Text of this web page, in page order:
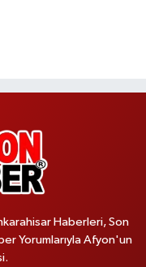
Haberleri, Son
Yorumlarıyla Afyon'un